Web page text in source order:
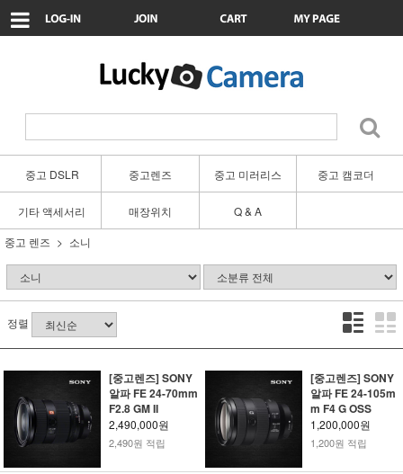
중고 DSLR 중고렌즈 중고 미러리스 중고 캠코더
기타 액세서리 매장위치
Q & A
중고 렌즈
소니
정렬
[중고렌즈] SONY
알파 FE 24-70mm
F2.8 GM II
2,490,000원
2,490원 적립
[중고렌즈] SONY
알파 FE 24-105m
m F4 G OSS
1,200,000원
1,200원 적립